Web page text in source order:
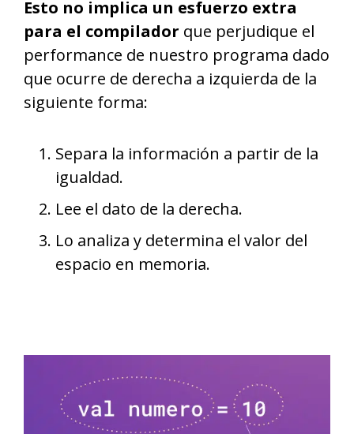
Esto no implica un esfuerzo extra
para el compilador que perjudique el
performance de nuestro programa dado
que ocurre de derecha a izquierda de la
siguiente forma:
Separa la información a partir de la
igualdad.
Lee el dato de la derecha.
Lo analiza y determina el valor del
espacio en memoria.